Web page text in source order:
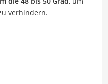
verhindern.